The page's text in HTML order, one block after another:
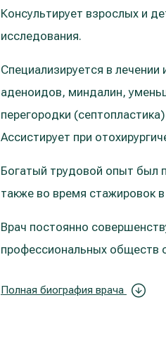
Консультирует взрослых и
исследования.
Специализируется в
аденоидов, миндалин,
перегородки
Ассистирует при
Богатый трудовой опыт был
также во время стажировок
Врач постоянно
профессиональных обществ
Полная биография врача